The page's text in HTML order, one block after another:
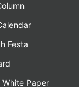
Festa
White Paper